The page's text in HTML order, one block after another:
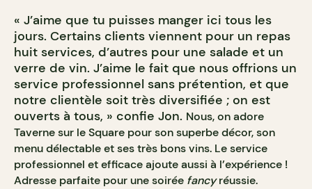
« J’aime que tu puisses manger ici tous les
jours. Certains clients viennent pour un repas
huit services, d’autres pour une salade et un
verre de vin. J’aime le fait que nous offrions un
service professionnel sans prétention, et que
notre clientèle soit très diversifiée ; on est
ouverts à tous, » confie Jon. Nous, on adore
Taverne sur le Square pour son superbe décor, son
menu délectable et ses très bons vins. Le service
professionnel et efficace ajoute aussi à l’expérience !
Adresse parfaite pour une soirée fancyréussie.